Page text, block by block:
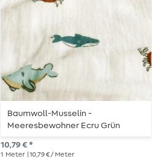
Baumwoll-Musselin -
Meeresbewohner Ecru Grün
10,79 € *
1 Meter | 10,79 € / Meter